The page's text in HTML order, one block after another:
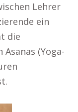
Lehrer
ein
die
(Yoga-